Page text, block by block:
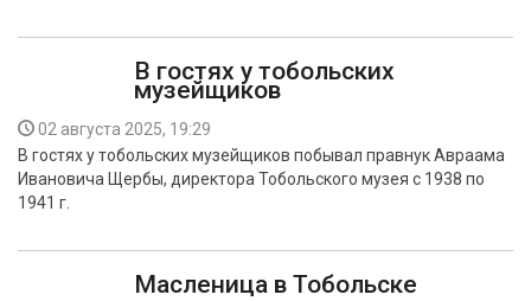
В гостях у тобольских
музейщиков
02 августа 2025, 19:29
В гостях у тобольских музейщиков побывал правнук Авраама
Ивановича Щербы, директора Тобольского музея с 1938 по
1941 г.
Масленица в Тобольске